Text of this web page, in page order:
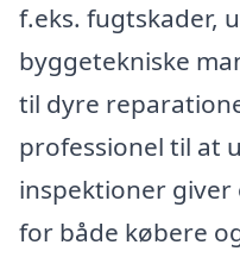
f.eks. fugtskader,
byggetekniske
til dyre
professionel til at
inspektioner giver
for både købere